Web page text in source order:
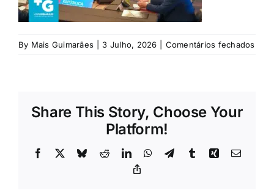
Rubricas
Jornal
Search
By Mais Guimarães 3 Julho, 2026 Comentários fechadosem
Share This Story, Choose Your
Platform!
Facebook BlueskyRedditLinkedInWhatsApp
TelegramTumblrXing Email